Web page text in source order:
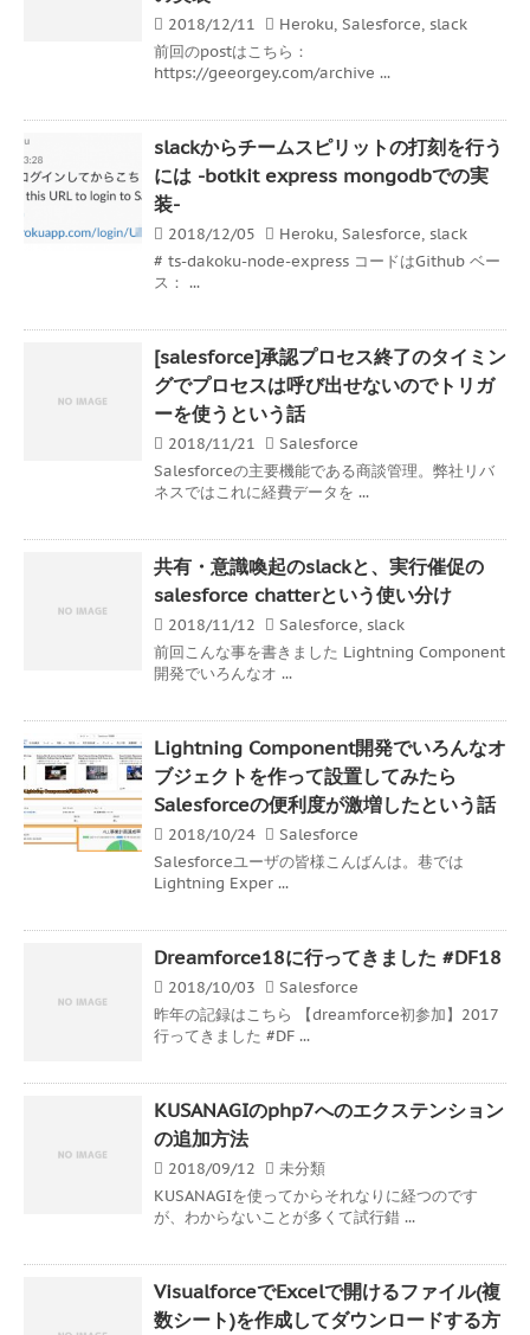
2018/12/11 Heroku, Salesforce, slack
前回のpostはこちら：
https://geeorgey.com/archive ...
slackからチームスピリットの打刻を行う
には -botkit express mongodbでの実
装-
2018/12/05 Heroku, Salesforce, slack
# ts-dakoku-node-express コードはGithub ベー
ス： ...
[salesforce]承認プロセス終了のタイミン
グでプロセスは呼び出せないのでトリガ
ーを使うという話
2018/11/21
Salesforce
Salesforceの主要機能である商談管理。弊社リバ
ネスではこれに経費データを ...
共有・意識喚起のslackと、実行催促の
salesforce chatterという使い分け
2018/11/12 Salesforce, slack
前回こんな事を書きました Lightning Component
開発でいろんなオ ...
Lightning Component開発でいろんなオ
ブジェクトを作って設置してみたら
Salesforceの便利度が激増したという話
2018/10/24
Salesforce
Salesforceユーザの皆様こんばんは。巷では
Lightning Exper ...
Dreamforce18に行ってきました #DF18
2018/10/03
Salesforce
昨年の記録はこちら 【dreamforce初参加】2017
行ってきました #DF ...
KUSANAGIのphp7へのエクステンション
の追加方法
2018/09/12
未分類
KUSANAGIを使ってからそれなりに経つのです
が、わからないことが多くて試行錯 ...
VisualforceでExcelで開けるファイル(複
数シート)を作成してダウンロードする方